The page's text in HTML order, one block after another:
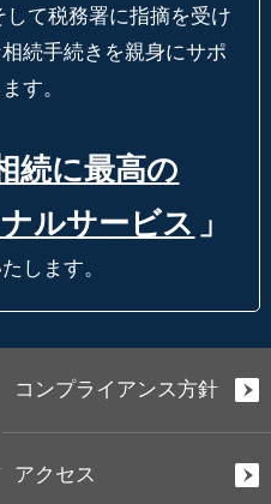
て税務署に指摘を受け
続手続きを親身にサポ
す。
続に最高の
ルサービス 」
します。
コンプライアンス方針
アクセス